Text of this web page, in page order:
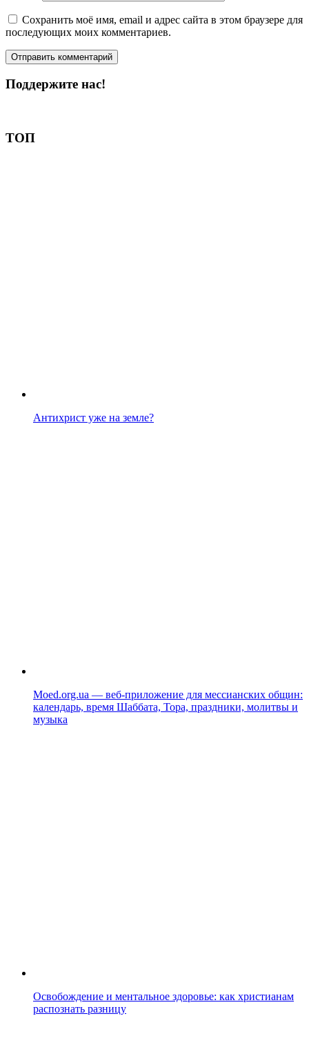
Сохранить моё имя, email и адрес сайта в этом браузере для
последующих моих комментариев.
Поддержите нас!
ТОП
Антихрист уже на земле?
Moed.org.ua — веб-приложение для мессианских общин:
календарь, время Шаббата, Тора, праздники, молитвы и
музыка
Освобождение и ментальное здоровье: как христианам
распознать разницу